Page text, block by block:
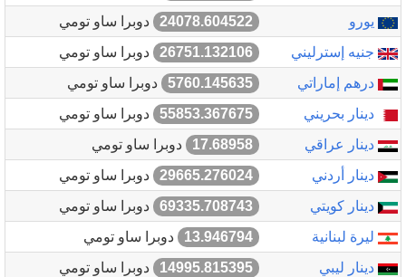
يورو
24078.604522
دوبرا ساو تومي
جنيه إسترليني
26751.132106
دوبرا ساو تومي
درهم إماراتي
5760.145635
دوبرا ساو تومي
دينار بحريني
55853.367675
دوبرا ساو تومي
دينار عراقي
17.68958
دوبرا ساو تومي
دينار أردني
29665.276024
دوبرا ساو تومي
دينار كويتي
69335.708743
دوبرا ساو تومي
ليرة لبنانية
13.946794
دوبرا ساو تومي
دينار ليبي
14995.815395 دوبرا ساو تومي